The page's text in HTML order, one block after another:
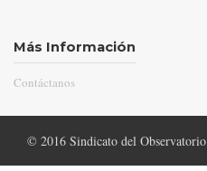
Más Información
Contáctanos
© 2016 Sindicato del Observatorio